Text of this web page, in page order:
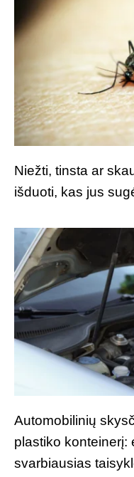
Niežti, tinsta ar
išduoti, kas jus
Automobilinių
plastiko konteinerį:
svarbiausias